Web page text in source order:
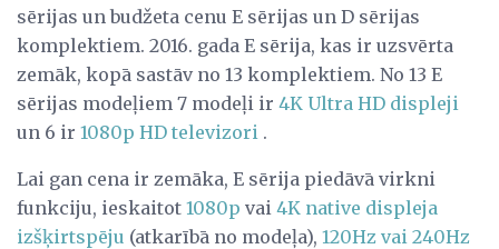
sērijas un budžeta cenu E sērijas un D sērijas
komplektiem. 2016. gada E sērija, kas ir uzsvērta
zemāk, kopā sastāv no 13 komplektiem. No 13 E
sērijas modeļiem 7 modeļi ir 4K Ultra HD displeji
un 6 ir 1080p HD televizori .
Lai gan cena ir zemāka, E sērija piedāvā virkni
funkciju, ieskaitot 1080p vai 4K native displeja
izšķirtspēju (atkarībā no modeļa), 120Hz vai 240Hz